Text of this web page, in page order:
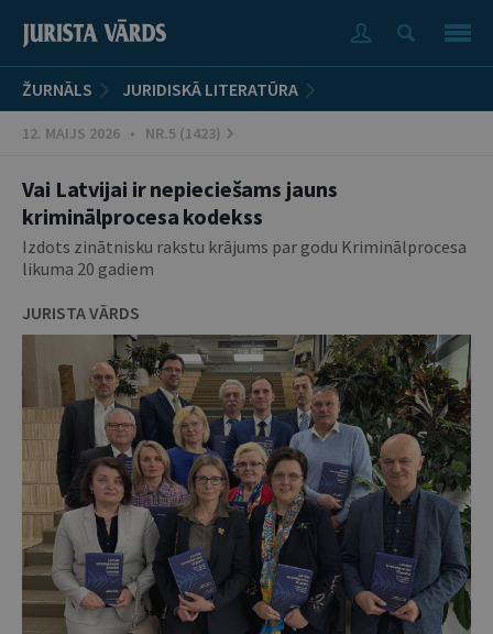
ŽURNĀLS JURIDISKĀ LITERATŪRA
12. MAIJS 2026 • NR.5 (1423)
Vai Latvijai ir nepieciešams jauns
kriminālprocesa kodekss
Izdots zinātnisku rakstu krājums par godu Kriminālprocesa
likuma 20 gadiem
JURISTA VĀRDS